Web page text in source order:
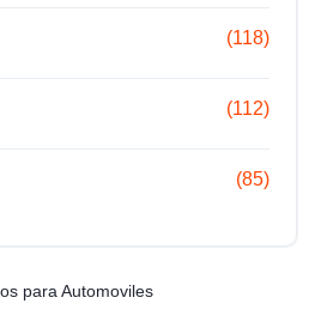
(118)
(112)
(85)
para Automoviles